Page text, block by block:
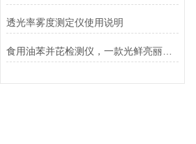
透光率雾度测定仪使用说明
食用油苯并芘检测仪，一款光鲜亮丽的检测仪器#2023已更新